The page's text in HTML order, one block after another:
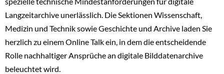
Langzeitarchive unerlässlich. Die Sektionen Wissenschaft,
Medizin und Technik sowie Geschichte und Archive laden Sie
herzlich zu einem Online Talk ein, in dem die entscheidende
Rolle nachhaltiger Ansprüche an digitale Bilddatenarchive
beleuchtet wird.